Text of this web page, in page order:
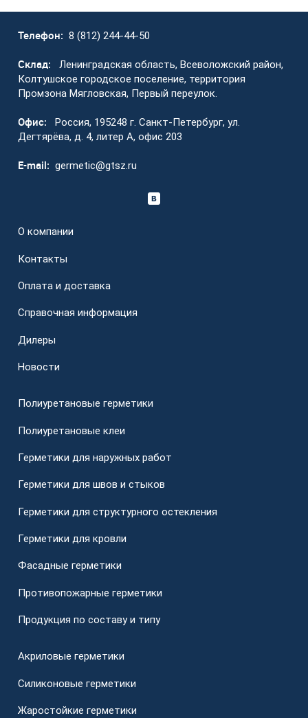
Телефон: 8 (812) 244-44-50
Склад:
Ленинградская область, Всеволожский район,
Колтушское городское поселение, территория
Промзона Мягловская, Первый переулок.
Офис:
Россия, 195248 г. Санкт-Петербург, ул.
Дегтярёва, д. 4, литер А, офис 203
E-mail: germetic@gtsz.ru
О компании
Контакты
Оплата и доставка
Справочная информация
Дилеры
Новости
Полиуретановые герметики
Полиуретановые клеи
Герметики для наружных работ
Герметики для швов и стыков
Герметики для структурного остекления
Герметики для кровли
Фасадные герметики
Противопожарные герметики
Продукция по составу и типу
Акриловые герметики
Силиконовые герметики
Жаростойкие герметики